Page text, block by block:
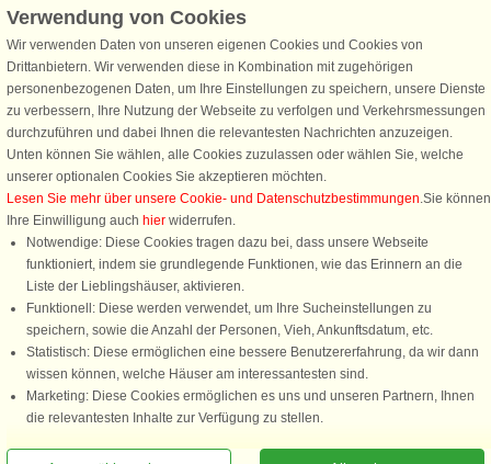
Schließen Sie sich 100.000 Ferienhaus-Fans an
Erhalten Sie einenWillkommensgutschein von 25 € für Ihren nächsten
Ferienhausurlaub - melden Sie sich einfach für den DanCenter Newsletter
an. Verpassen Sie nie wieder exklusive Angebote, Gewinnspiele und
Urlaubstipps!
Newsletter abonnieren
Verwendung von Cookies
Wir verwenden Daten von unseren eigenen Cookies und Cookies von
Drittanbietern. Wir verwenden diese in Kombination mit zugehörigen
personenbezogenen Daten, um Ihre Einstellungen zu speichern, unsere Dienste
zu verbessern, Ihre Nutzung der Webseite zu verfolgen und Verkehrsmessungen
durchzuführen und dabei Ihnen die relevantesten Nachrichten anzuzeigen.
Unten können Sie wählen, alle Cookies zuzulassen oder wählen Sie, welche
unserer optionalen Cookies Sie akzeptieren möchten.
Lesen Sie mehr über unsere Cookie- und Datenschutzbestimmungen.Sie können
Ihre Einwilligung auch hier widerrufen.
Notwendige: Diese Cookies tragen dazu bei, dass unsere Webseite
funktioniert, indem sie grundlegende Funktionen, wie das Erinnern an die
Liste der Lieblingshäuser, aktivieren.
Funktionell: Diese werden verwendet, um Ihre Sucheinstellungen zu
speichern, sowie die Anzahl der Personen, Vieh, Ankunftsdatum, etc.
Statistisch: Diese ermöglichen eine bessere Benutzererfahrung, da wir dann
wissen können, welche Häuser am interessantesten sind.
Marketing: Diese Cookies ermöglichen es uns und unseren Partnern, Ihnen
die relevantesten Inhalte zur Verfügung zu stellen.